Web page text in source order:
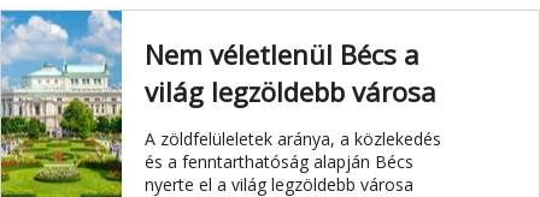
Nem véletlenül Bécs a
világ legzöldebb városa
A zöldfelüleletek aránya, a közlekedés
és a fenntarthatóság alapján Bécs
nyerte el a világ legzöldebb városa